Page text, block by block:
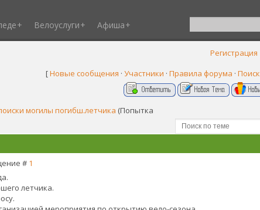
Велоуслуги Афиша
Регистрация
[Новые сообщения · Участники · Правила форума · Поиск
могилы погибш.летчика (Попытка
# 1
летчика.